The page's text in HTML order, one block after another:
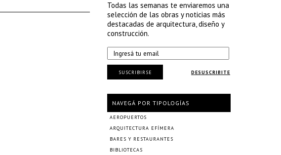
Todas las semanas te enviaremos una
selección de las obras y noticias más
destacadas de arquitectura, diseño y
construcción.
DESUSCRIBITE
SUSCRIBIRSE
NAVEGÁ POR TIPOLOGÍAS
AEROPUERTOS
ARQUITECTURA EFÍMERA
BARES Y RESTAURANTES
BIBLIOTECAS